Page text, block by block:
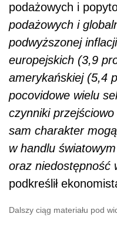
podażowych i
podażowych i
podwyższonej
europejskich (3,9
amerykańskiej (5,4
pocovidowe wielu
czynniki
sam charakter
w handlu
oraz niedostępność
podkreślił
Dalszy ciąg materiału pod